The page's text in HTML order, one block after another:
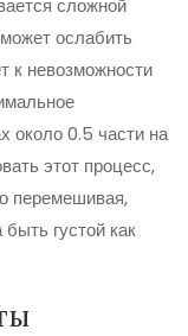
сложной
ослабить
к невозможности
около 0.5 части на
этот процесс,
перемешивая,
густой как